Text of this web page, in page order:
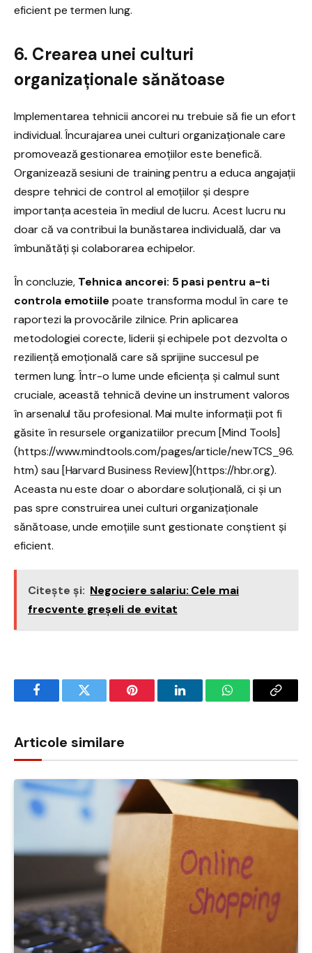
eficient pe termen lung.
6. Crearea unei culturi
organizaționale sănătoase
Implementarea tehnicii ancorei nu trebuie să fie un efort
individual. Încurajarea unei culturi organizaționale care
promovează gestionarea emoțiilor este benefică.
Organizează sesiuni de training pentru a educa angajații
despre tehnici de control al emoțiilor și despre
importanța acesteia în mediul de lucru. Acest lucru nu
doar că va contribui la bunăstarea individuală, dar va
îmbunătăți și colaborarea echipelor.
În concluzie, Tehnica ancorei: 5 pasi pentru a-ti
controla emotiile poate transforma modul în care te
raportezi la provocările zilnice. Prin aplicarea
metodologiei corecte, liderii și echipele pot dezvolta o
reziliență emoțională care să sprijine succesul pe
termen lung. Într-o lume unde eficiența și calmul sunt
cruciale, această tehnică devine un instrument valoros
în arsenalul tău profesional. Mai multe informații pot fi
găsite în resursele organizatiilor precum [Mind Tools]
(https://www.mindtools.com/pages/article/newTCS_96.
htm) sau [Harvard Business Review](https://hbr.org).
Aceasta nu este doar o abordare soluțională, ci și un
pas spre construirea unei culturi organizaționale
sănătoase, unde emoțiile sunt gestionate conștient și
eficient.
Citește și: Negociere salariu: Cele mai
frecvente greșeli de evitat
FacebookTwitter Pinterest LinkedInWhatsAppCopy
Articole similare